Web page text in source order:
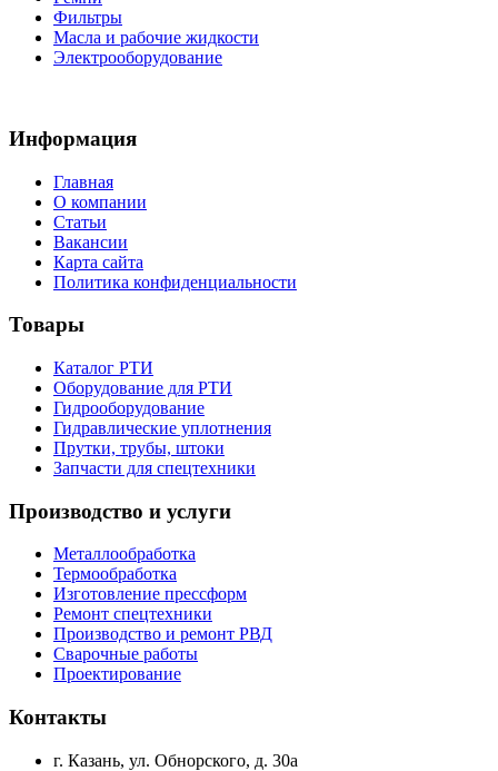
Фильтры
Масла и рабочие жидкости
Электрооборудование
Информация
Главная
О компании
Статьи
Вакансии
Карта сайта
Политика конфиденциальности
Товары
Каталог РТИ
Оборудование для РТИ
Гидрооборудование
Гидравлические уплотнения
Прутки, трубы, штоки
Запчасти для спецтехники
Производство и услуги
Металлообработка
Термообработка
Изготовление прессформ
Ремонт спецтехники
Производство и ремонт РВД
Сварочные работы
Проектирование
Контакты
г. Казань, ул. Обнорского, д. 30а